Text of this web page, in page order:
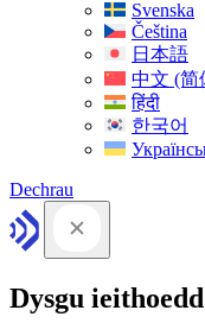
Svenska
Čeština
日本語
中文 (简
हिंदी
한국어
Dechrau
Dysgu